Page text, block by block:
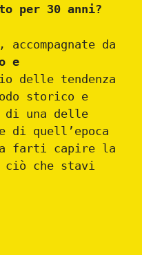
per 30 anni?
da
e
delle tendenza
storico e
di una delle
di quell’epoca
a farti capire la
che stavi